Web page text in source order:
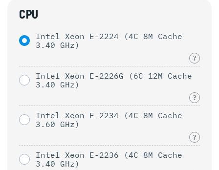
CPU
Intel Xeon E-2224 (4C 8M Cache
3.40 GHz)
?
Intel Xeon E-2226G (6C 12M Cache
3.40 GHz)
?
Intel Xeon E-2234 (4C 8M Cache
3.60 GHz)
?
Intel Xeon E-2236 (4C 8M Cache
3.40 GHz)